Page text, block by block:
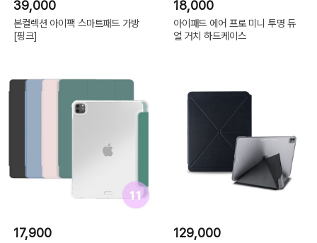
39,000
본컬렉션 아이팩 스마트패드 가방
[핑크]
18,000
아이패드 에어 프로 미니 투명 듀
얼 거치 하드케이스
17,900 129,000